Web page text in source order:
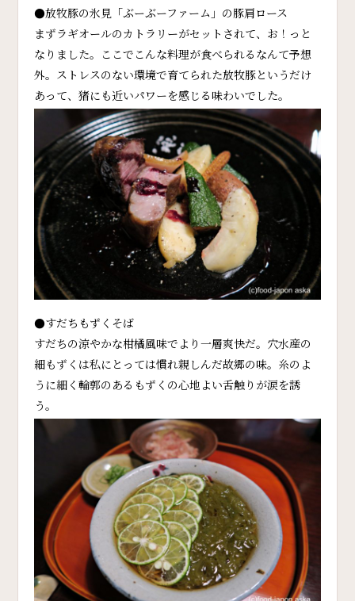
●放牧豚の氷見「ぶーぶーファーム」の豚肩ロース
まずラギオールのカトラリーがセットされて、お！っと
なりました。ここでこんな料理が食べられるなんて予想
外。ストレスのない環境で育てられた放牧豚というだけ
あって、猪にも近いパワーを感じる味わいでした。
●すだちもずくそば
すだちの涼やかな柑橘風味でより一層爽快だ。穴水産の
細もずくは私にとっては慣れ親しんだ故郷の味。糸のよ
うに細く輪郭のあるもずくの心地よい舌触りが涙を誘
う。